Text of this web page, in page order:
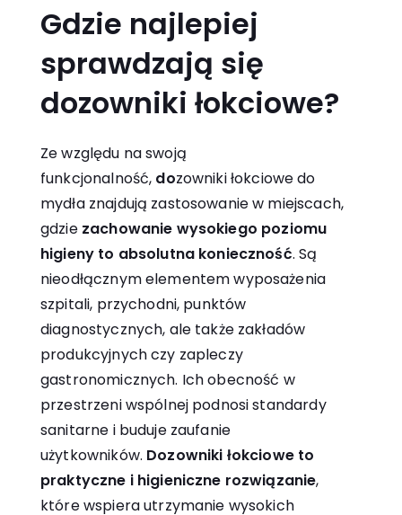
Gdzie najlepiej
sprawdzają się
dozowniki łokciowe?
Ze względu na swoją
funkcjonalność, dozowniki łokciowe do
mydła znajdują zastosowanie w miejscach,
gdzie zachowanie wysokiego poziomu
higieny to absolutna konieczność. Są
nieodłącznym elementem wyposażenia
szpitali, przychodni, punktów
diagnostycznych, ale także zakładów
produkcyjnych czy zapleczy
gastronomicznych. Ich obecność w
przestrzeni wspólnej podnosi standardy
sanitarne i buduje zaufanie
użytkowników. Dozowniki łokciowe to
praktyczne i higieniczne rozwiązanie,
które wspiera utrzymanie wysokich